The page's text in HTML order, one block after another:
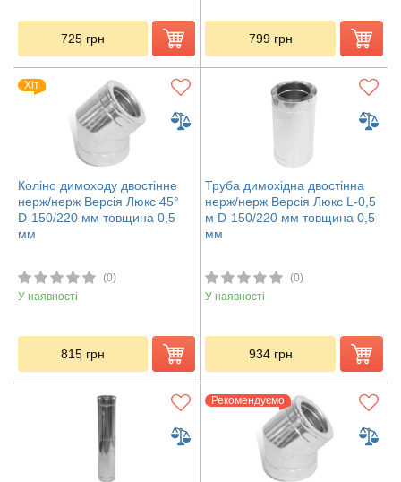
725 грн 799 грн
Хіт
Коліно димоходу двостінне
нерж/нерж Версія Люкс 45°
D-150/220 мм товщина 0,5
мм
(0)
У наявності
815 грн
Труба димохідна двостінна
нерж/нерж Версія Люкс L-0,5
м D-150/220 мм товщина 0,5
мм
(0)
У наявності
934 грн
Рекомендуємо